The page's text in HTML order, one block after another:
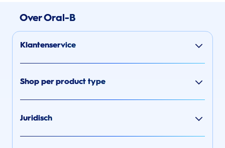
Over Oral-B
Klantenservice
Shop per product type
Juridisch